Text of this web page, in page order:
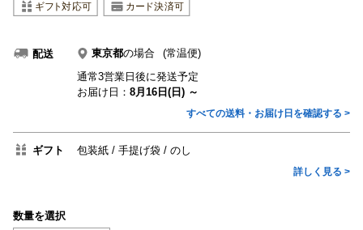
配送 東京都の場合
(常温便)
通常3営業日後に発送予定
お届け日： 8月16日(日) ～
すべての送料・お届け日を確認する >
ギフト 包装紙 手提げ袋 のし
詳しく見る >
数量を選択